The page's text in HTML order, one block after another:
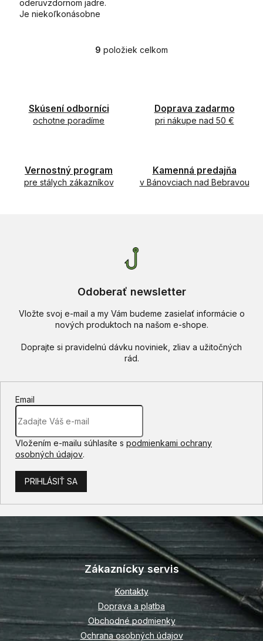
oderuvzdornom jadre.
Je niekoľkonásobne
nylonovým vlascom.
O
s
u
9 položiek celkom
Skúsení odborníci
ochotne poradíme
Doprava zadarmo
pri nákupe nad 50 €
Vernostný program
pre stálych zákazníkov
Kamenná predajňa
v Bánovciach nad Bebravou
Odoberať newsletter
Vložte svoj e-mail a my Vám budeme zasielať informácie o
nových produktoch na našom e-shope.
Email
Vložením e-mailu súhlasíte s podmienkami ochrany
osobných údajov.
PRIHLÁSIŤ SA
Z
á
p
ä
e
Zákaznícky servis
Kontakty
Doprava a platba
Obchodné podmienky
Ochrana osobných údajov